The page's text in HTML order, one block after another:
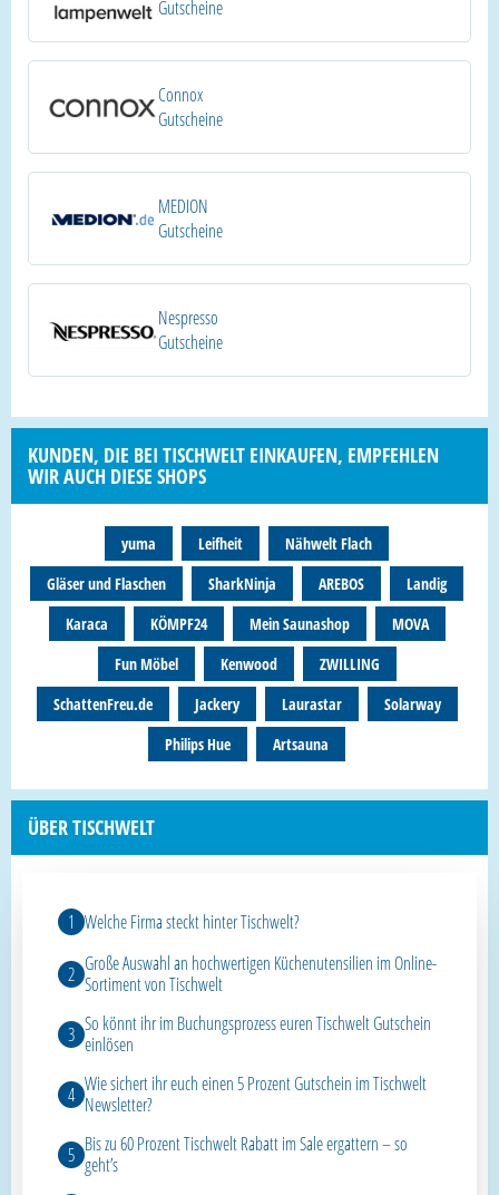
Gutscheine
Connox
Gutscheine
MEDION
Gutscheine
Nespresso
Gutscheine
KUNDEN, DIE BEI TISCHWELT EINKAUFEN, EMPFEHLEN
WIR AUCH DIESE SHOPS
yuma Leifheit
Nähwelt Flach
Gläser und Flaschen
SharkNinja AREBOS
Landig
Karaca
KÖMPF24 Mein Saunashop
MOVA
Fun Möbel
Kenwood
ZWILLING
SchattenFreu.de
Jackery Laurastar
Solarway
Philips Hue
Artsauna
ÜBER TISCHWELT
Welche Firma steckt hinter Tischwelt?
Große Auswahl an hochwertigen Küchenutensilien im Online-
Sortiment von Tischwelt
So könnt ihr im Buchungsprozess euren Tischwelt Gutschein
einlösen
Wie sichert ihr euch einen 5 Prozent Gutschein im Tischwelt
Newsletter?
Bis zu 60 Prozent Tischwelt Rabatt im Sale ergattern – so
geht’s